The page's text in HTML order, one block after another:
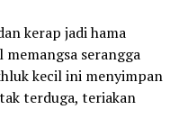
kerap jadi hama
serangga
kecil ini menyimpan
terduga, teriakan